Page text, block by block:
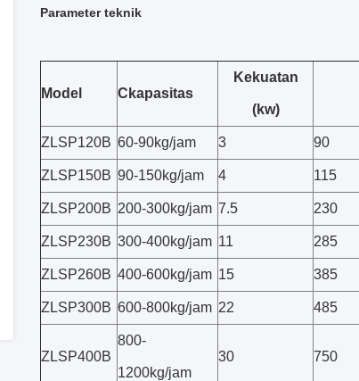
Parameter teknik
Model C kapasitas
Kekuatan
(kw)
ZLSP120B 60-90kg/jam 3 90
ZLSP150B 90-150kg/jam 4 115
ZLSP200B 200-300kg/jam 7.5 230
ZLSP230B 300-400kg/jam 11 285
ZLSP260B 400-600kg/jam 15 385
ZLSP300B 600-800kg/jam 22 485
ZLSP400B
800-
1200kg/jam
30 750